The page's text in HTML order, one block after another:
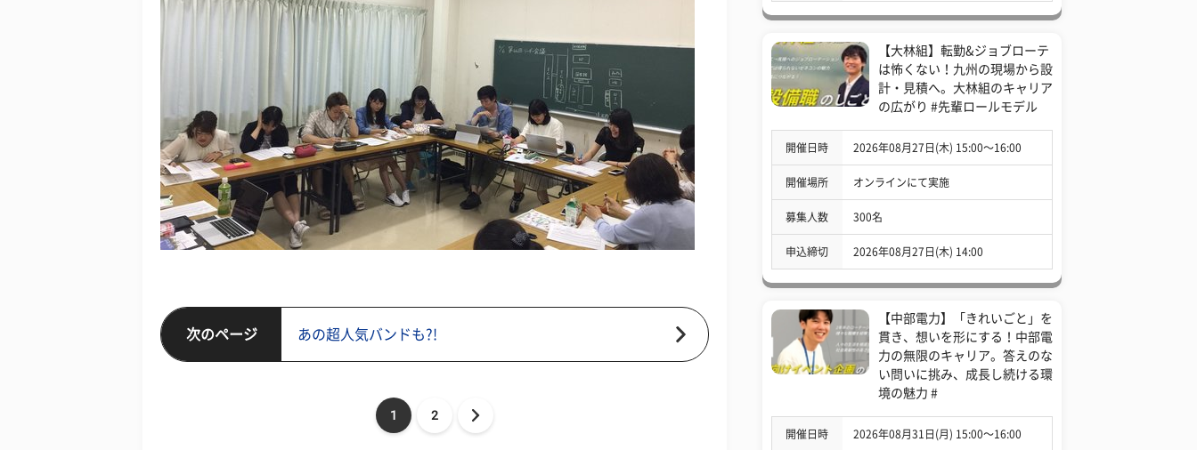
次のページ あの超人気バンドも?!
1 2
【大林組】転勤&ジョブローテ
は怖くない！九州の現場から設
計・見積へ。大林組のキャリア
の広がり #先輩ロールモデル
開催日時 2026年08月27日(木) 15:00〜16:00
開催場所 オンラインにて実施
募集人数 300名
申込締切 2026年08月27日(木) 14:00
【中部電力】「きれいごと」を
貫き、想いを形にする！中部電
力の無限のキャリア。答えのな
い問いに挑み、成長し続ける環
境の魅力 #
開催日時 2026年08月31日(月) 15:00〜16:00